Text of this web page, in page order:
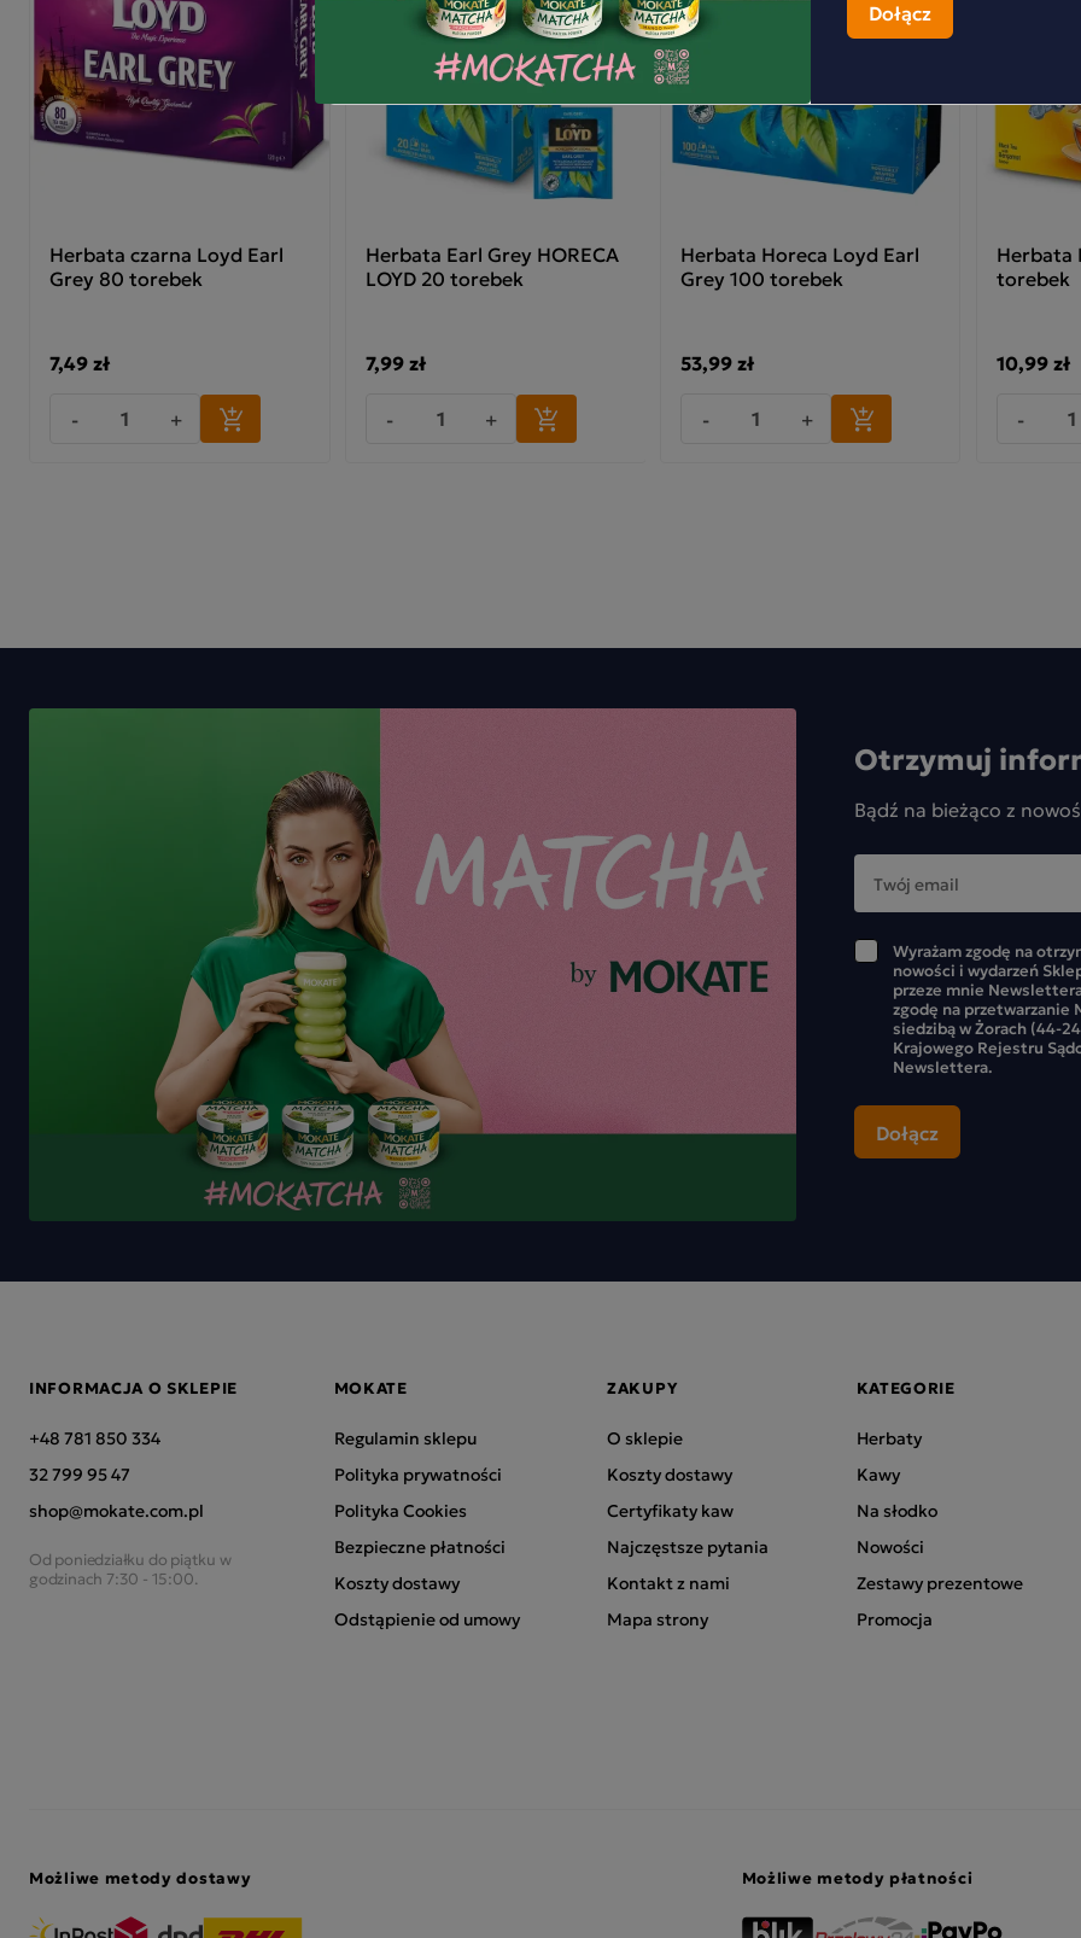
Herbata czarna Loyd Earl
Grey 80 torebek
7,49 zł
-
+
Herbata Earl Grey HORECA
LOYD 20 torebek
7,99 zł
-
+
Herbata Horeca Loyd Earl
Grey 100 torebek
53,99 zł
-
+
Herbata
torebek
10,99 zł
-
Otrzymuj
Bądź na bieżąco z
Wyrażam zgodę na
nowości i wydarzeń
przeze mnie
zgodę na przetwarzanie
siedzibą w Żorach (44-
Krajowego Rejestru
Newslettera.
INFORMACJA O SKLEPIE
+48 781 850 334
32 799 95 47
shop@mokate.com.pl
Od poniedziałku do piątku w
godzinach 7:30 - 15:00.
MOKATE
Regulamin sklepu
Polityka prywatności
Polityka Cookies
Bezpieczne płatności
Koszty dostawy
Odstąpienie od umowy
ZAKUPY
O sklepie
Koszty dostawy
Certyfikaty kaw
Najczęstsze pytania
Kontakt z nami
Mapa strony
KATEGORIE
Herbaty
Kawy
Na słodko
Nowości
Zestawy prezentowe
Promocja
Możliwe metody dostawy Możliwe metody płatności